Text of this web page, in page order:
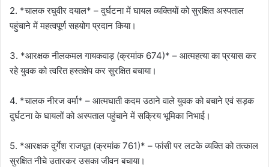
2. *चालक रघुवीर दयाल* – दुर्घटना में घायल व्यक्तियों को सुरक्षित अस्पताल
पहुंचाने में महत्वपूर्ण सहयोग प्रदान किया।
3. *आरक्षक नीलकमल गायकवाड़ (क्रमांक 674)* – आत्महत्या का प्रयास कर
रहे युवक को त्वरित हस्तक्षेप कर सुरक्षित बचाया।
4. *चालक नीरज वर्मा* – आत्मघाती कदम उठाने वाले युवक को बचाने एवं सड़क
दुर्घटना के घायलों को अस्पताल पहुंचाने में सक्रिय भूमिका निभाई।
5. *आरक्षक दुर्गेश राजपूत (क्रमांक 761)* – फांसी पर लटके व्यक्ति को तत्काल
सुरक्षित नीचे उतारकर उसका जीवन बचाया।